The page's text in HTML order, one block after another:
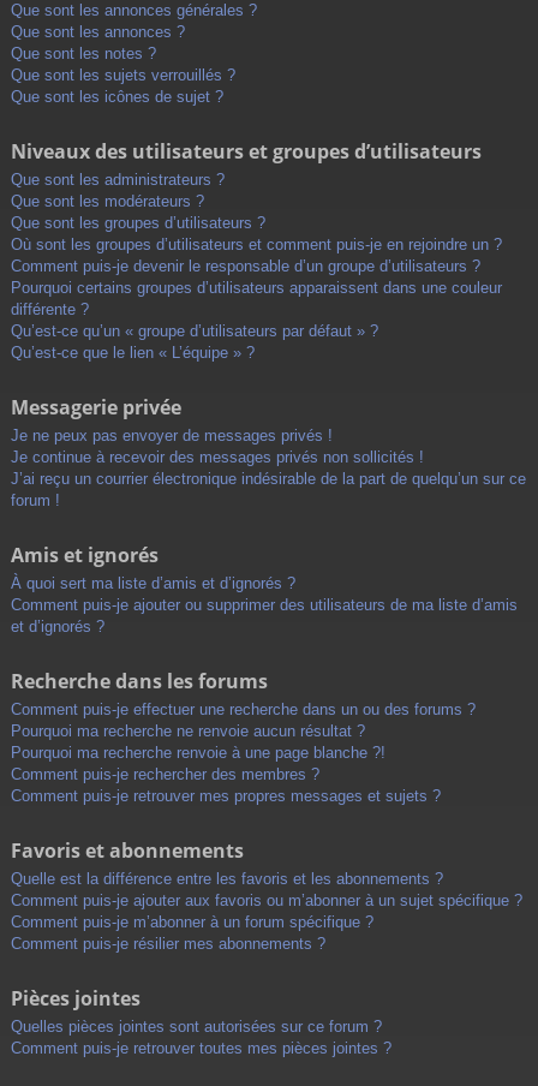
Que sont les annonces générales ?
Que sont les annonces ?
Que sont les notes ?
Que sont les sujets verrouillés ?
Que sont les icônes de sujet ?
Niveaux des utilisateurs et groupes d’utilisateurs
Que sont les administrateurs ?
Que sont les modérateurs ?
Que sont les groupes d’utilisateurs ?
Où sont les groupes d’utilisateurs et comment puis-je en rejoindre un ?
Comment puis-je devenir le responsable d’un groupe d’utilisateurs ?
Pourquoi certains groupes d’utilisateurs apparaissent dans une couleur
différente ?
Qu’est-ce qu’un « groupe d’utilisateurs par défaut » ?
Qu’est-ce que le lien « L’équipe » ?
Messagerie privée
Je ne peux pas envoyer de messages privés !
Je continue à recevoir des messages privés non sollicités !
J’ai reçu un courrier électronique indésirable de la part de quelqu’un sur ce
forum !
Amis et ignorés
À quoi sert ma liste d’amis et d’ignorés ?
Comment puis-je ajouter ou supprimer des utilisateurs de ma liste d’amis
et d’ignorés ?
Recherche dans les forums
Comment puis-je effectuer une recherche dans un ou des forums ?
Pourquoi ma recherche ne renvoie aucun résultat ?
Pourquoi ma recherche renvoie à une page blanche ?!
Comment puis-je rechercher des membres ?
Comment puis-je retrouver mes propres messages et sujets ?
Favoris et abonnements
Quelle est la différence entre les favoris et les abonnements ?
Comment puis-je ajouter aux favoris ou m’abonner à un sujet spécifique ?
Comment puis-je m’abonner à un forum spécifique ?
Comment puis-je résilier mes abonnements ?
Pièces jointes
Quelles pièces jointes sont autorisées sur ce forum ?
Comment puis-je retrouver toutes mes pièces jointes ?